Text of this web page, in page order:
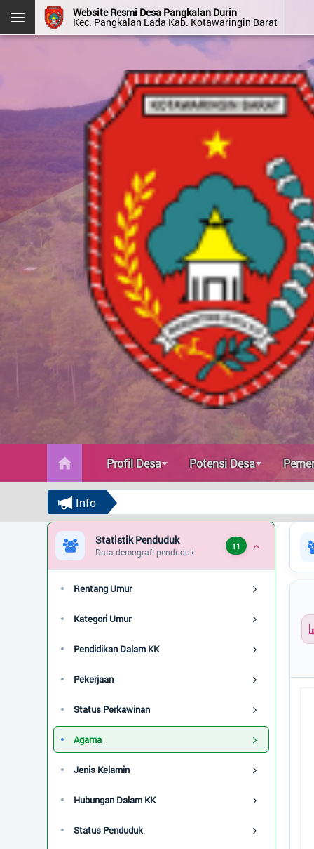
DESA PANGKALAN DURIN
Kec. Pangkalan Lada
Halaman
Login
Admin
Layanan
Mandiri
OpenSID v2607.0.0
Menu Kategori
Menu Utama
Potensi Desa
Pemerintahan
Data Statistik
Vaksinasi
Populasi
Agama
Pekerjaan
Pendidikan
Jenis Kelamin
Status Perkawinan
Status Keluarga
Status Penduduk
Golongan Darah
Disabilitas
Umur - Rentang
Website Resmi Desa Pangkalan Durin
Kec. Pangkalan Lada Kab. Kotawaringin Barat
Profil Desa Potensi Desa
Info
Statistik Penduduk
Data demografi penduduk
11
Rentang Umur
Kategori Umur
Pendidikan Dalam KK
Pekerjaan
Status Perkawinan
Agama
Jenis Kelamin
Hubungan Dalam KK
Status Penduduk